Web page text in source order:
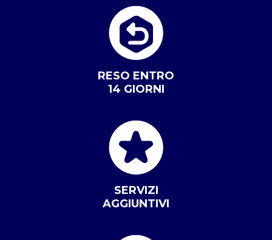
RESO ENTRO
14 GIORNI
SERVIZI
AGGIUNTIVI